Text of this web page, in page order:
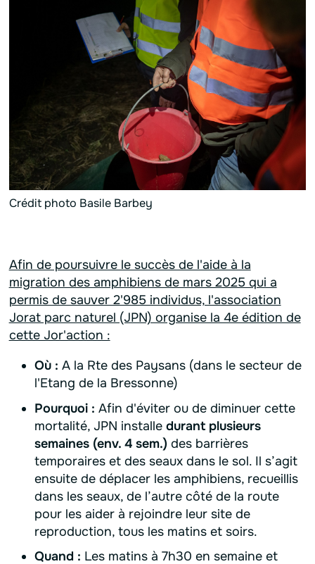
Crédit photo Basile Barbey
Afin de poursuivre le succès de l'aide à la
migration des amphibiens de mars 2025 qui a
permis de sauver 2'985 individus, l'association
Jorat parc naturel (JPN) organise la 4e édition de
cette Jor'action :
Où : A la Rte des Paysans (dans le secteur de
l'Etang de la Bressonne)
Pourquoi : Afin d'éviter ou de diminuer cette
mortalité, JPN installe durant plusieurs
semaines (env. 4 sem.) des barrières
temporaires et des seaux dans le sol. Il s’agit
ensuite de déplacer les amphibiens, recueillis
dans les seaux, de l’autre côté de la route
pour les aider à rejoindre leur site de
reproduction, tous les matins et soirs.
Quand : Les matins à 7h30 en semaine et